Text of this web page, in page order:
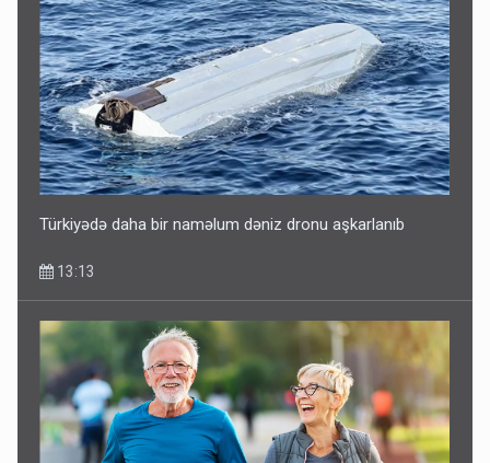
Fırıldaqçıların yeni silahı: Süni intellekt - Bunları etməzdən
əvvəl diqqətli olun
Türkiyədə daha bir naməlum dəniz dronu aşkarlanıb
13:13